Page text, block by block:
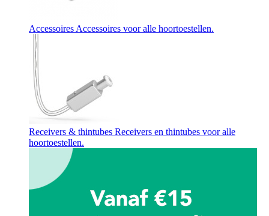
AccessoiresAccessoires voor alle hoortoestellen.
Receivers & thintubes Receivers en thintubes voor alle
hoortoestellen.